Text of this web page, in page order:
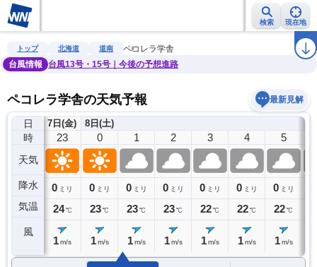
検索 現在地
雨雲レーダー 台風情報 地震情報 ラ
トップ 北海道 道南
ペコレラ学舎
台風情報
台風13号・15号｜今後の予想進路
ペコレラ学舎の天気予報 最新見解
日
時
天気
降水
気温
風
7日(金)
22
0ミリ
24℃
23
0 ミリ
24 ℃
1m/s
8日(土)
0
0 ミリ
23℃
1 m/s
1
0 ミリ
23℃
1 m/s
2
0 ミリ
23℃
1 m/s
3
0 ミリ
22℃
1 m/s
4
0 ミリ
22℃
1 m/s
5
0 ミリ
22℃
1 m/s